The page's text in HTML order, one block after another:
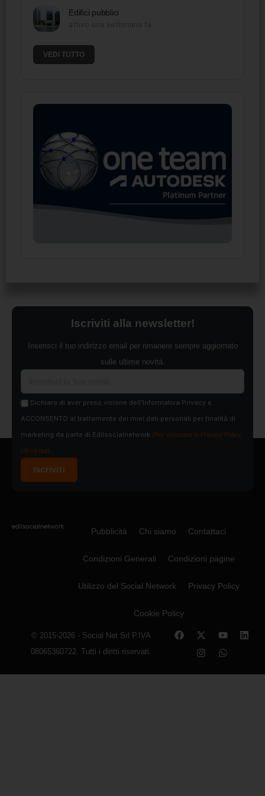
Edifici pubblici
VEDI TUTTO
Iscriviti alla newsletter!
Inserisci il tuo indirizzo email per rimanere sempre aggiornato
sulle ultime novità.
Dichiaro di aver preso visione dell'Informativa Privacy e
ACCONSENTO al trattamento dei miei dati personali per finalità di
marketing da parte di Edilsocialnetwork (Per visionare la Privacy Policy
clicca qui).
Iscriviti
Pubblicità Chi siamo Contattaci
Condizioni Generali Condizioni pagine
Utilizzo del Social Network Privacy Policy
Cookie Policy
© 2015-2026 - Social Net Srl P.IVA
08065360722. Tutti i diritti riservati.